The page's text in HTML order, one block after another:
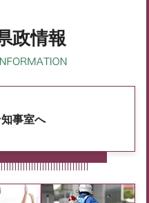
政情報
事室へ